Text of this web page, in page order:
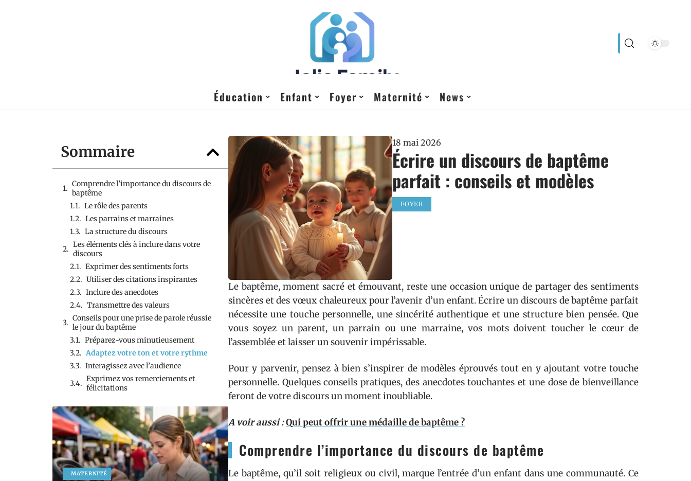
Éducation Enfant Foyer Maternité News
Sommaire
Comprendre l’importance du discours de
baptême
Le rôle des parents
Les parrains et marraines
La structure du discours
Les éléments clés à inclure dans votre
discours
Exprimer des sentiments forts
Utiliser des citations inspirantes
Inclure des anecdotes
Transmettre des valeurs
Conseils pour une prise de parole réussie
le jour du baptême
Préparez-vous minutieusement
Adaptez votre ton et votre rythme
Interagissez avec l’audience
Exprimez vos remerciements et
félicitations
MATERNITÉ
18 mai 2026
Écrire un discours de baptême
parfait : conseils et modèles
FOYER
Le baptême, moment sacré et émouvant, reste une occasion unique de partager des sentiments
sincères et des vœux chaleureux pour l’avenir d’un enfant. Écrire un discours de baptême parfait
nécessite une touche personnelle, une sincérité authentique et une structure bien pensée. Que
vous soyez un parent, un parrain ou une marraine, vos mots doivent toucher le cœur de
l’assemblée et laisser un souvenir impérissable.
Pour y parvenir, pensez à bien s’inspirer de modèles éprouvés tout en y ajoutant votre touche
personnelle. Quelques conseils pratiques, des anecdotes touchantes et une dose de bienveillance
feront de votre discours un moment inoubliable.
A voir aussi :Qui peut offrir une médaille de baptême ?
Comprendre l’importance du discours de baptême
Le baptême, qu’il soit religieux ou civil, marque l’entrée d’un enfant dans une communauté. Ce